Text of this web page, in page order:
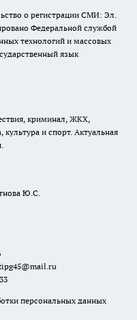
о регистрации СМИ: Эл.
Федеральной службой
технологий и массовых
язык
криминал, ЖКХ,
культура и спорт. Актуальная
Ю.С.
персональных данных